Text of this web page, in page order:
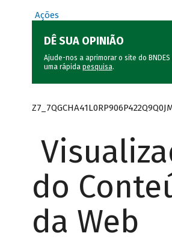
Ações
DÊ SUA OPINIÃO
Ajude-nos a aprimorar o site do
uma rápida pesquisa.
do
da Web